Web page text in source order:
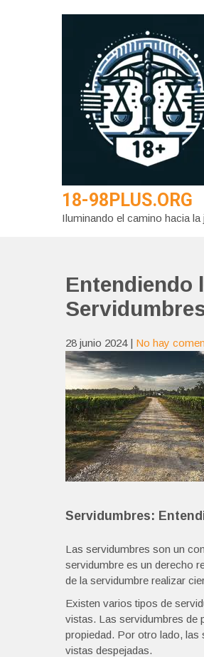
18-98PLUS.ORG
Iluminando el camino hacia la
Entendiendo
28 junio 2024 | No hay
Servidumbres:
Las servidumbres son un
servidumbre es un derecho
de la servidumbre realizar
Existen varios tipos de
vistas. Las servidumbres de
propiedad. Por otro lado, las
vistas despejadas.